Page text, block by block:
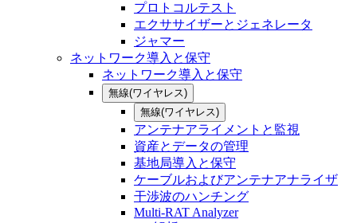
プロトコルテスト
エクササイザーとジェネレータ
ジャマー
ネットワーク導入と保守
ネットワーク導入と保守
無線(ワイヤレス)
無線(ワイヤレス)
アンテナアライメントと監視
資産とデータの管理
基地局導入と保守
ケーブルおよびアンテナアナライザ
干渉波のハンチング
Multi-RAT Analyzer